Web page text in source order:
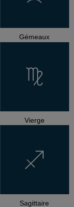
Gémeaux
Vierge
Sagittaire